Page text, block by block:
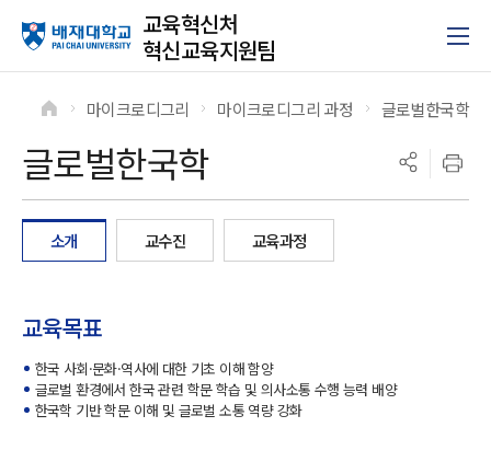
교육혁신처
혁신교육지원팀
글로벌한국학
마이크로디그리 마이크로디그리 과정 글로벌한국학
소개 교수진 교육과정
교육목표
한국 사회·문화·역사에 대한 기초 이해 함양
글로벌 환경에서 한국 관련 학문 학습 및 의사소통 수행 능력 배양
한국학 기반 학문 이해 및 글로벌 소통 역량 강화